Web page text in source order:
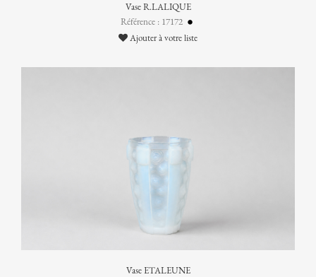
Vase R.LALIQUE
Référence : 17172
Ajouter à votre liste
Vase ETALEUNE